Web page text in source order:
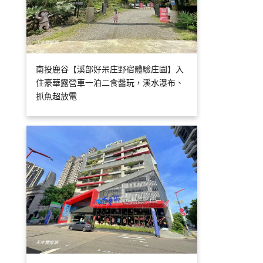
南投鹿谷【溪部好呆庄野宿體驗庄園】入
住豪華露營車一泊二食醬玩，溪水瀑布、
抓魚超放電